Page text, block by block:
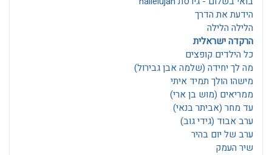
הידעת את הדרך
הלילה הלילה
הרקדה ישראלית
כל הילדים קופצים
מה לך יחידה (שלמה אבן גבירול)
מישהו הולך תמיד איתי
ממריאים (מוש בן ארי)
עד מחר (אביתר בנאי)
ערב אבוד (גידי גוב)
ערב של יום בהיר
שיר העמק